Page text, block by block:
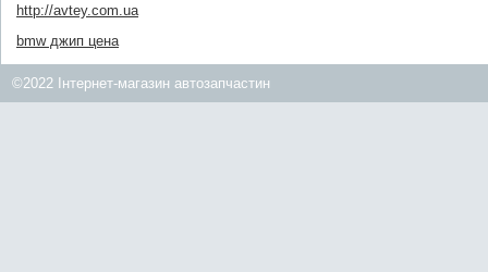
http://avtey.com.ua
bmw джип цена
©2022 Інтернет-магазин автозапчастин